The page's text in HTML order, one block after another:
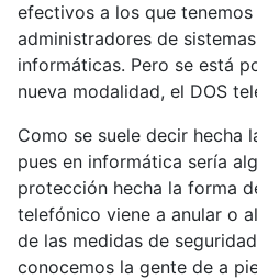
efectivos a los que
administradores de
informáticas. Pero se está
nueva modalidad, el DOS
Como se suele decir hecha
pues en informática sería
protección hecha la forma
telefónico viene a anular o
de las medidas de
conocemos la gente de a